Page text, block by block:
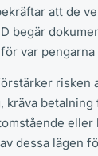
att de
begär
var pengarna
risken
kräva
eller
dessa lägen